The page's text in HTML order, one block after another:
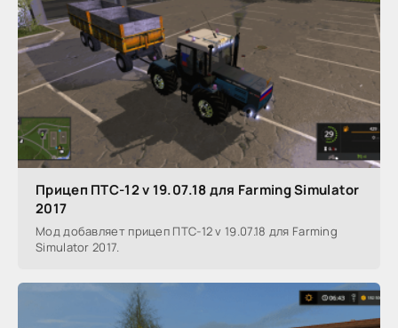
Прицеп ПТС-12 v 19.07.18 для Farming Simulator
2017
Мод добавляет прицеп ПТС-12 v 19.07.18 для Farming
Simulator 2017.